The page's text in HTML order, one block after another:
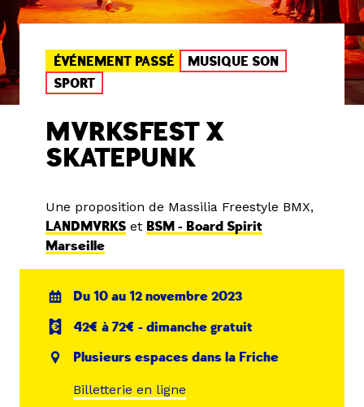
ÉVÉNEMENT PASSÉ
MUSIQUE SON
SPORT
MVRKSFEST X
SKATEPUNK
Une proposition de Massilia Freestyle BMX,
LANDMVRKS et BSM - Board Spirit
Marseille
Du 10 au 12 novembre 2023
42€ à 72€ - dimanche gratuit
Plusieurs espaces dans la Friche
Billetterie en ligne